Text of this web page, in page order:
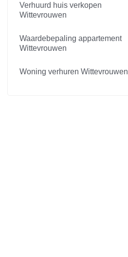
Verhuurd huis verkopen
Wittevrouwen
Waardebepaling appartement
Wittevrouwen
Woning verhuren Wittevrouwen